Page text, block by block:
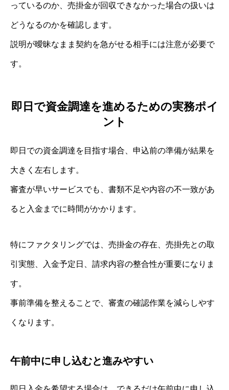
っているのか、売掛金が回収できなかった場合の扱いは
どうなるのかを確認します。
説明が曖昧なまま契約を急がせる相手には注意が必要で
す。
即日で資金調達を進めるための実務ポイ
ント
即日での資金調達を目指す場合、申込前の準備が結果を
大きく左右します。
審査が早いサービスでも、書類不足や内容の不一致があ
ると入金までに時間がかかります。
特にファクタリングでは、売掛金の存在、売掛先との取
引実態、入金予定日、請求内容の整合性が重要になりま
す。
事前準備を整えることで、審査の確認作業を減らしやす
くなります。
午前中に申し込むと進みやすい